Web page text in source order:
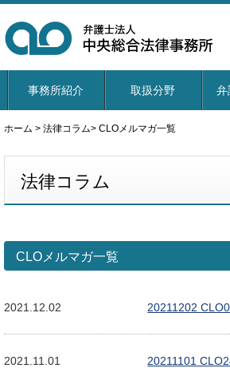
事務所紹介 取扱分野 弁
ホーム > 法律コラム> CLOメルマガ一覧
法律コラム
CLOメルマガ一覧
2021.12.02 20211202
2021.11.01 20211101